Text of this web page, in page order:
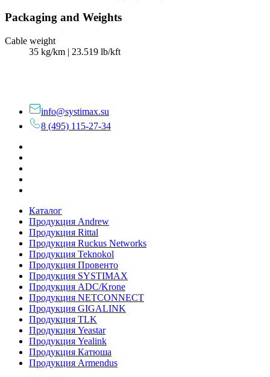
Packaging and Weights
Cable weight
35 kg/km | 23.519 lb/kft
info@systimax.su
8 (495) 115-27-34
Каталог
Продукция Andrew
Продукция Rittal
Продукция Ruckus Networks
Продукция Teknokol
Продукция Провенто
Продукция SYSTIMAX
Продукция ADC/Krone
Продукция NETCONNECT
Продукция GIGALINK
Продукция TLK
Продукция Yeastar
Продукция Yealink
Продукция Катюша
Продукция Armendus